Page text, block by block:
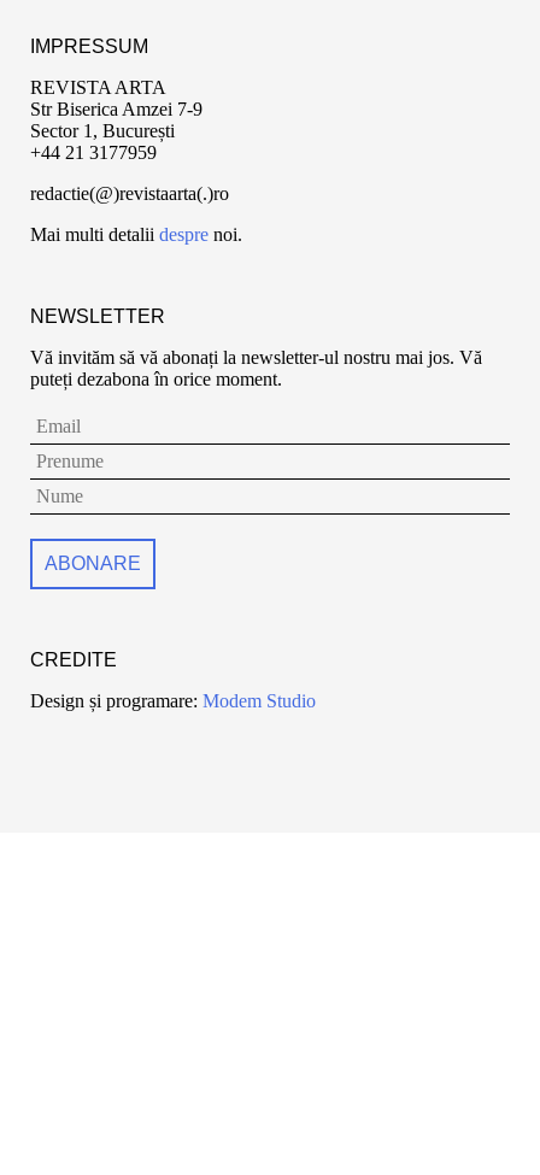
IMPRESSUM
REVISTA ARTA
Str Biserica Amzei 7-9
Sector 1, București
+44 21 3177959
redactie(@)revistaarta(.)ro
Mai multi detalii despre noi.
NEWSLETTER
Vă invităm să vă abonați la newsletter-ul nostru mai jos. Vă
puteți dezabona în orice moment.
CREDITE
Design și programare: Modem Studio